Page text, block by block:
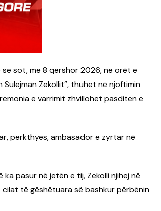
se sot, më 8 qershor 2026, në orët e
Zekollit”, thuhet në njoftimin
e varrimit zhvillohet pasditen e
përkthyes, ambasador e zyrtar në
pasur në jetën e tij, Zekolli njihej në
të gëshëtuara së bashkur përbënin